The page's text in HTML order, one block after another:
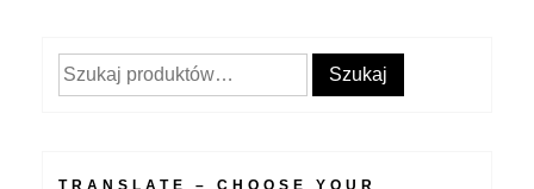
Szukaj: Szukaj
TRANSLATE – CHOOSE YOUR